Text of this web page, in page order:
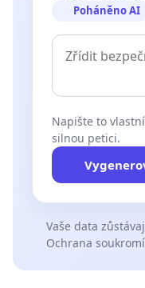
Poháněno AI
Napište to
silnou petici.
Vaše data
Ochrana